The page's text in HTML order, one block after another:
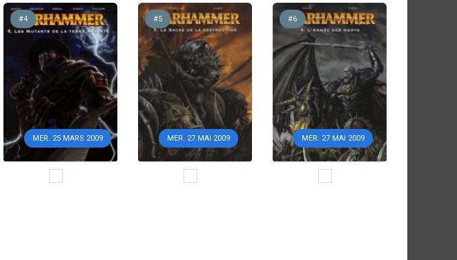
MER. 25 MARS 2009
#4
MER. 27 MAI 2009
#5
MER. 27 MAI 2009
#6